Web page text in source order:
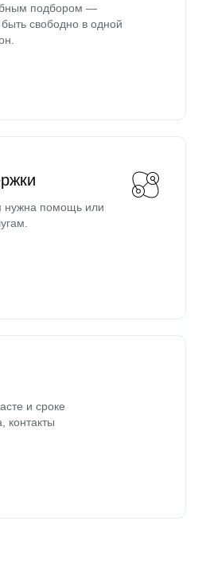
подбором —
свободно в одной
нужна помощь или
и сроке
контакты